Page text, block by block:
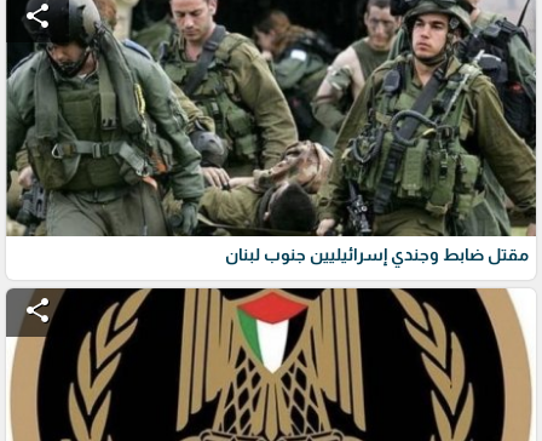
share
مقتل ضابط وجندي إسرائيليين جنوب لبنان
share